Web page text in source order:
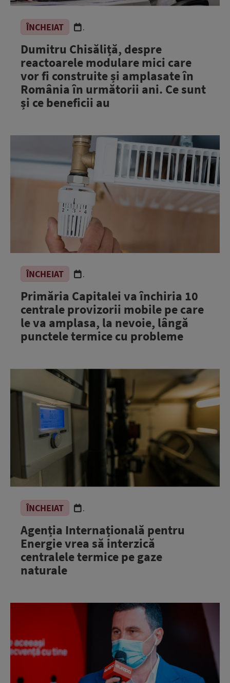
ÎNCHEIAT .
Dumitru Chisăliță, despre
reactoarele modulare mici care
vor fi construite și amplasate în
România în următorii ani. Ce sunt
și ce beneficii au
ÎNCHEIAT .
Primăria Capitalei va închiria 10
centrale provizorii mobile pe care
le va amplasa, la nevoie, lângă
punctele termice cu probleme
ÎNCHEIAT .
Agenția Internațională pentru
Energie vrea să interzică
centralele termice pe gaze
naturale